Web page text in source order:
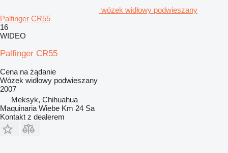
wózek widłowy podwieszany
Palfinger CR55
16
WIDEO
Palfinger CR55
Cena na żądanie
Wózek widłowy podwieszany
2007
Meksyk, Chihuahua
Maquinaria Wiebe Km 24 Sa
Kontakt z dealerem